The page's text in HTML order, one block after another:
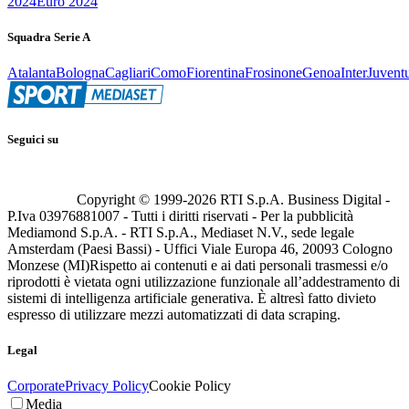
Squadra Serie A
AtalantaBolognaCagliariComoFiorentinaFrosinoneGenoaInter
Seguici su
Copyright © 1999-2026 RTI S.p.A. Business Digital -
P.Iva 03976881007 - Tutti i diritti riservati - Per la pubblicità
Mediamond S.p.A. - RTI S.p.A., Mediaset N.V., sede legale
Amsterdam (Paesi Bassi) - Uffici Viale Europa 46, 20093 Cologno
Monzese (MI)Rispetto ai contenuti e ai dati personali trasmessi e/o
riprodotti è vietata ogni utilizzazione funzionale all’addestramento di
sistemi di intelligenza artificiale generativa. È altresì fatto divieto
espresso di utilizzare mezzi automatizzati di data scraping.
Legal
CorporatePrivacy PolicyCookie Policy
Media